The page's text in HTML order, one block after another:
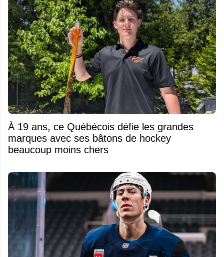
À 19 ans, ce Québécois défie les grandes
marques avec ses bâtons de hockey
beaucoup moins chers